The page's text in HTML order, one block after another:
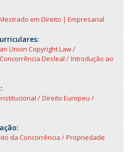
em Direito | Empresarial
Union Copyright Law
Desleal
Introdução ao
Direito Europeu
da Concorrência
Propriedade